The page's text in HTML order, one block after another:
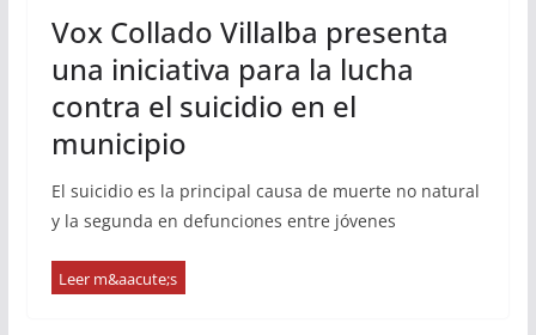
Vox Collado Villalba presenta
una iniciativa para la lucha
contra el suicidio en el
municipio
El suicidio es la principal causa de muerte no natural
y la segunda en defunciones entre jóvenes